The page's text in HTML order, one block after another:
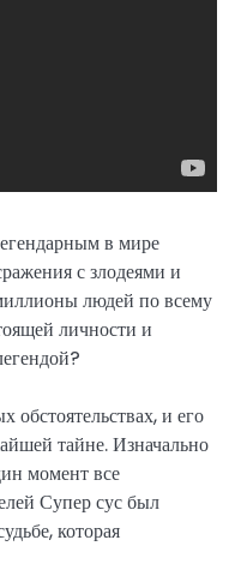
в мире
с злодеями и
людей по всему
личности и
обстоятельствах, и его
тайне. Изначально
момент все
Супер сус был
которая